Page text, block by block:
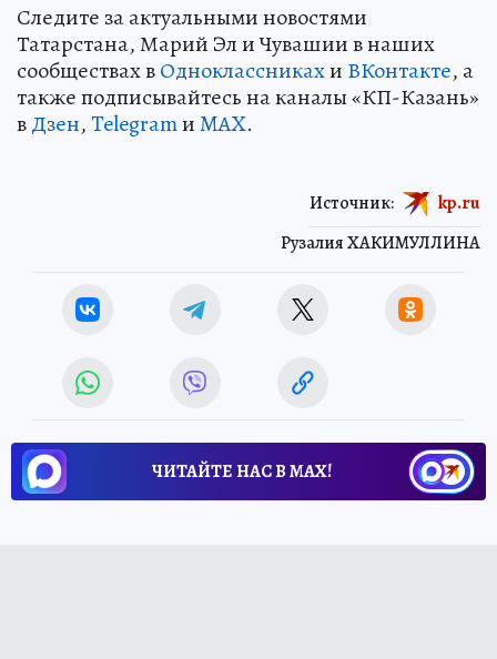
Следите за актуальными новостями
Татарстана, Марий Эл и Чувашии в наших
сообществах вОдноклассникахи ВКонтакте, а
также подписывайтесь на каналы «КП-Казань»
вДзен,TelegramиMAX.
Рузалия ХАКИМУЛЛИНА
Источник: kp.ru
ЧИТАЙТЕ НАС В МАХ!